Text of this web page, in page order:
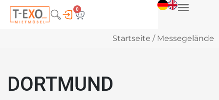
0
Startseite / Messegelände
DORTMUND